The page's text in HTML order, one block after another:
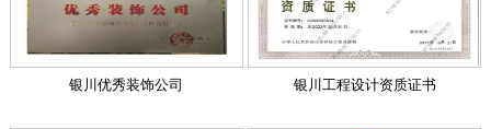
银川优秀装饰公司 银川工程设计资质证书